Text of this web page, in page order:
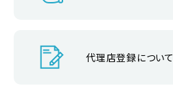
代理店登録について